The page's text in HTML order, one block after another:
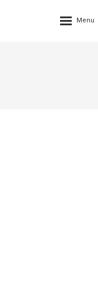
Rozbalení